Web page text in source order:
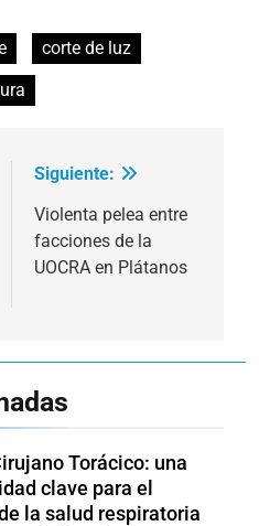
corte de luz
Siguiente:
Violenta pelea entre
facciones de la
UOCRA en Plátanos
Torácico: una
clave para el
la salud respiratoria